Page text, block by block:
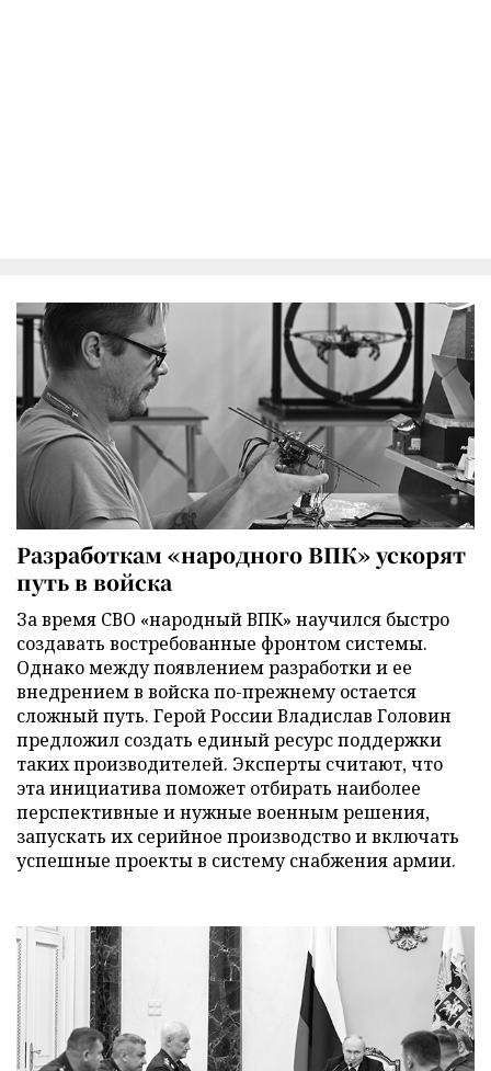
Разработкам «народного ВПК» ускорят
путь в войска
За время СВО «народный ВПК» научился быстро
создавать востребованные фронтом системы.
Однако между появлением разработки и ее
внедрением в войска по-прежнему остается
сложный путь. Герой России Владислав Головин
предложил создать единый ресурс поддержки
таких производителей. Эксперты считают, что
эта инициатива поможет отбирать наиболее
перспективные и нужные военным решения,
запускать их серийное производство и включать
успешные проекты в систему снабжения армии.